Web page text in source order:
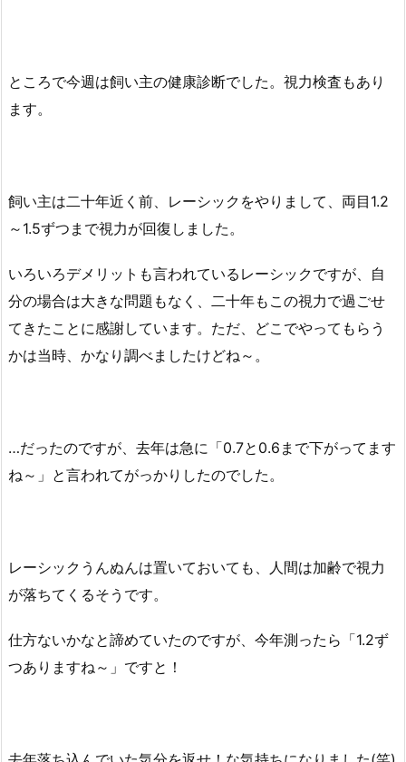
ところで今週は飼い主の健康診断でした。視力検査もあり
ます。
飼い主は二十年近く前、レーシックをやりまして、両目1.2
～1.5ずつまで視力が回復しました。
いろいろデメリットも言われているレーシックですが、自
分の場合は大きな問題もなく、二十年もこの視力で過ごせ
てきたことに感謝しています。ただ、どこでやってもらう
かは当時、かなり調べましたけどね～。
…だったのですが、去年は急に「0.7と0.6まで下がってます
ね～」と言われてがっかりしたのでした。
レーシックうんぬんは置いておいても、人間は加齢で視力
が落ちてくるそうです。
仕方ないかなと諦めていたのですが、今年測ったら「1.2ず
つありますね～」ですと！